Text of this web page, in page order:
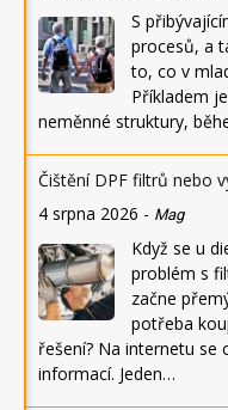
S
procesů, a
to, co v
Příkladem
neměnné struktury,
Čištění DPF filtrů nebo
4 srpna 2026 - Mag
Když se u
problém s
začne
potřeba
řešení? Na internetu se
informací. Jeden…